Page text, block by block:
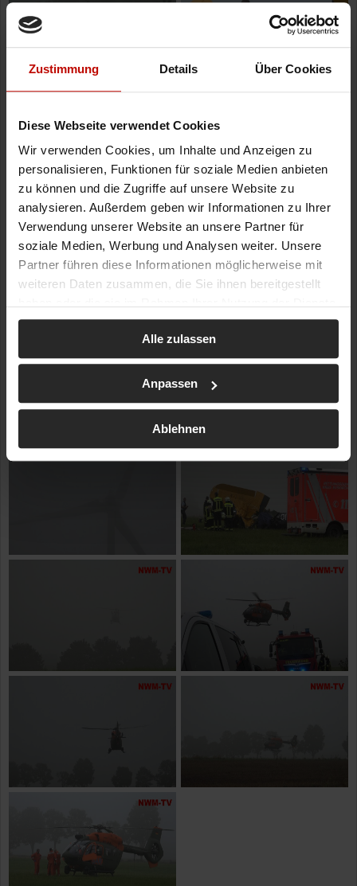
Zustimmung Details Über Cookies
Diese Webseite verwendet Cookies
Wir verwenden Cookies, um Inhalte und Anzeigen zu
personalisieren, Funktionen für soziale Medien anbieten
zu können und die Zugriffe auf unsere Website zu
analysieren. Außerdem geben wir Informationen zu Ihrer
Verwendung unserer Website an unsere Partner für
soziale Medien, Werbung und Analysen weiter. Unsere
Partner führen diese Informationen möglicherweise mit
weiteren Daten zusammen, die Sie ihnen bereitgestellt
gesammelt haben.
Alle zulassen
Anpassen
Ablehnen